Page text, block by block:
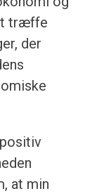
træffe
der
at min